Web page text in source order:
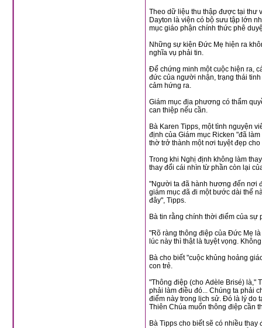
Theo dữ liệu thu thập được tại thư viện Đại Học Dayton, những sự hiện ra của Đức Mẹ bắt đầu có từ thế kỷ thứ tư. Đại Học
Dayton là viện có bộ sưu tập lớn nhất thế giới về những nghiên cứu về Đức Maria. Danh sách các nơi hiện ra được các giám
Những sự kiện Đức Mẹ hiện ra không phải là thuộc về lãnh vực tín lý của Hội Thánh và như vậy người Công giáo không có
nghĩa vụ phải tin.
Để chứng minh một cuộc hiện ra, các nhà điều tra phải cân nhắc một số yếu tố bao gồm nội dung mặc khải, phẩm chất đạo
đức của người nhận, trạng thái tinh thần và sự phục tùng giáo quyền và các việc
cảm hứng ra.
Giám mục địa phương có thẩm quyền để xác nhận một sự hiện ra, tuy nhiên
can thiệp nếu cần.
Bà Karen Tipps, một tình nguyện viên lo việc chăm sóc thánh địa cùng với chồng là Steve
định của Giám mục Ricken "đã làm trọn vẹn những ước
Trong khi Nghị định không làm thay đổi cách nhìn của những người hành hương tới thánh địa đã có từ lâu
thay đổi cái nhìn từ phần còn lại
"Người ta đã hành hương đến nơi đây từ hơn 150 năm rồi... nhưng qua nhãn quan của Giáo Hội và của thế giới, thì có một
giám mục đã đi một bước dài thế này để lập ra một ủy ban như thế, là một sự khẳng định cần thiết về những gì đã xảy ra ở
đây", Tipps.
Bà tin rằng chính thời điểm của sự
"Rõ ràng thông điệp của Đức Mẹ là cho chính thời gian bây giờ. Nếu chúng ta nhìn vào tình trạng trẻ em của chúng ta trong
lúc này thì thật
Bà cho biết "cuộc khủng hoảng giáo lý" vẫn tồn tại ngày nay, giống như thời khi Sơ Brisé được truyền dạy phải dạy giào lý cho
con trẻ.
"Thông điệp (cho Adèle Brisé) là," Tụ tập các con trẻ. Hãy dạy giáo lý cho chúng. Hãy cho chúng đức tin, "bà nói."Chúng ta cần
phải làm điều đó... Chúng ta phải cho chúng thực chất của đức tin... Vì vậy, tôi nghĩ đó là lý do tại sao nó đang xảy ra tại thời
điểm này trong lịch sử. Đó là lý do tại sao Đức Giám mục Ricken đã đưa vấn đề này ra. Tôi nghĩ rằng đó là một kế hoạch của
Bà Tipps cho biết sẽ có nhiều thay đổi lớn, sẽ có nhiều người hơn đến viếng ngôi đền. "Đây từng là một nơi yên tĩnh. Nhưng